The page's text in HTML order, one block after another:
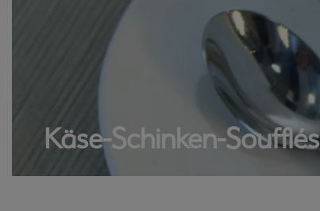
Käse-Schinken-Soufflés